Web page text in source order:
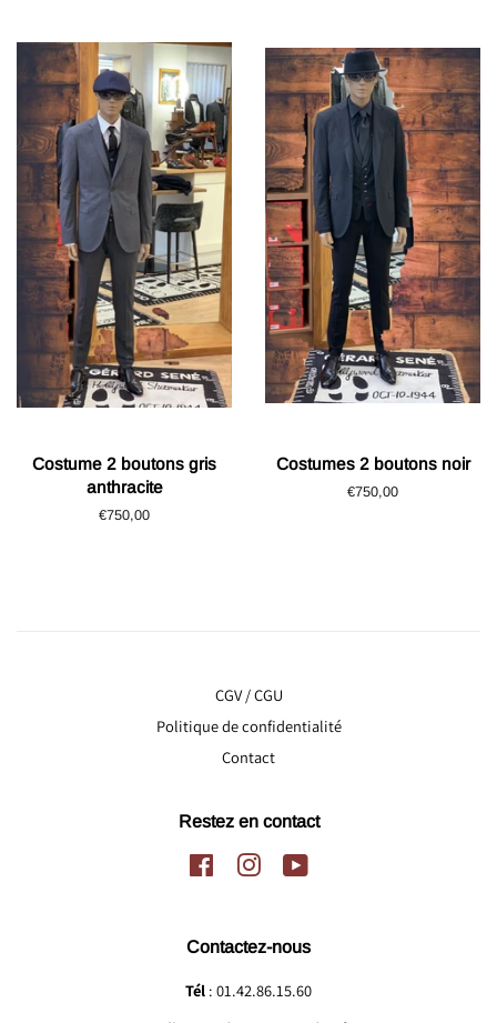
Costume 2 boutons gris
anthracite
Prix
€750,00
Costumes 2 boutons noir
Prix
€750,00
CGV / CGU
Politique de confidentialité
Contact
Restez en contact
FacebookInstagram
Contactez-nous
Tél : 01.42.86.15.60